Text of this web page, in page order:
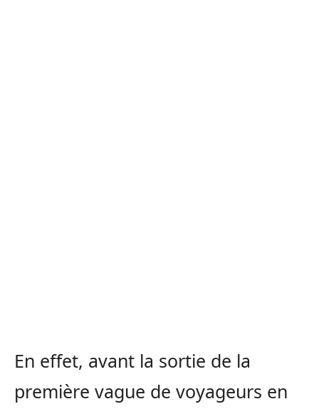
En effet, avant la sortie de la
première vague de voyageurs en